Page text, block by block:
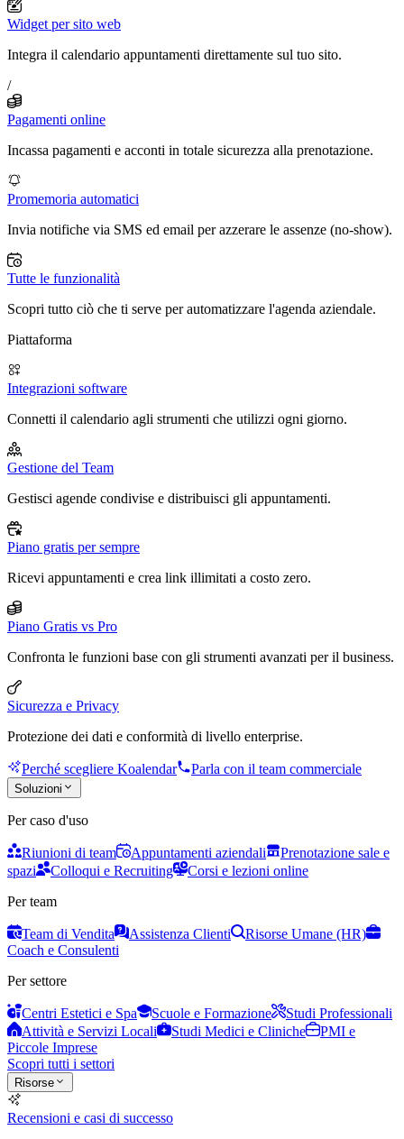
Widget per sito web
Integra il calendario appuntamenti direttamente sul tuo sito.
/
Pagamenti online
Incassa pagamenti e acconti in totale sicurezza alla prenotazione.
Promemoria automatici
Invia notifiche via SMS ed email per azzerare le assenze (no-show).
Tutte le funzionalità
Scopri tutto ciò che ti serve per automatizzare l'agenda aziendale.
Piattaforma
Integrazioni software
Connetti il calendario agli strumenti che utilizzi ogni giorno.
Gestione del Team
Gestisci agende condivise e distribuisci gli appuntamenti.
Piano gratis per sempre
Ricevi appuntamenti e crea link illimitati a costo zero.
Piano Gratis vs Pro
Confronta le funzioni base con gli strumenti avanzati per il business.
Sicurezza e Privacy
Protezione dei dati e conformità di livello enterprise.
Perché scegliere Koalendar Parla con il team commerciale
Soluzioni
Per caso d'uso
Riunioni di team Appuntamenti aziendali
Prenotazione sale e
spazi
Colloqui e Recruiting
Corsi e lezioni online
Per team
Team di Vendita Assistenza Clienti
Risorse Umane (HR)
Coach e Consulenti
Per settore
Centri Estetici e Spa Scuole e Formazione
Studi Professionali
Attività e Servizi Locali
Studi Medici e Cliniche
PMI e
Piccole Imprese
Scopri tutti i settori
Risorse
Recensioni e casi di successo